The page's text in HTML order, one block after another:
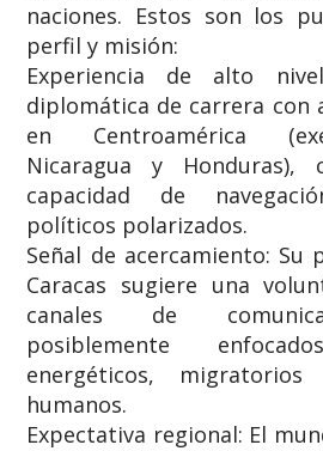
naciones. Estos son los
perfil y misión:
​Experiencia de alto
diplomática de carrera con
en Centroamérica
Nicaragua y Honduras),
capacidad de
políticos polarizados.
​Señal de acercamiento: Su
Caracas sugiere una
canales de
posiblemente
energéticos,
humanos.
​Expectativa regional: El